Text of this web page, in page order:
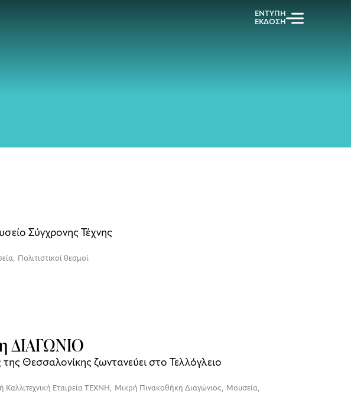
ΕΝΤΥΠΗ
ΕΚΔΟΣΗ
Σύγχρονης Τέχνης
, Πολιτιστικοί θεσμοί
ΔΙΑΓΩΝΙΟ
Θεσσαλονίκης ζωντανεύει στο Τελλόγλειο
Καλλιτεχνική Εταιρεία ΤΕΧΝΗ, Μικρή Πινακοθήκη Διαγώνιος, Μουσεία,